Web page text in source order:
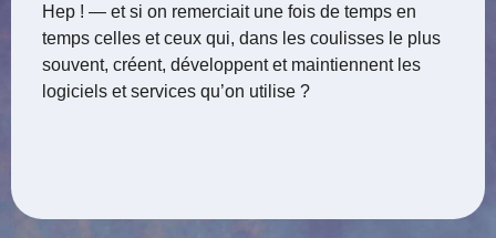
Hep ! — et si on remerciait une fois de temps en
temps celles et ceux qui, dans les coulisses le plus
souvent, créent, développent et maintiennent les
logiciels et services qu’on utilise ?